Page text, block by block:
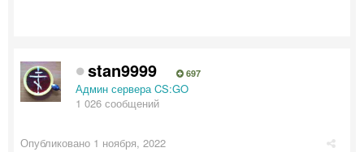
stan9999 697
Админ сервера CS:GO
1 026 сообщений
Опубликовано 1 ноября, 2022